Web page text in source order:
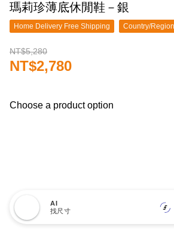
瑪莉珍薄底休閒鞋－銀
Home Delivery Free Shipping Country/
NT$5,280
NT$2,780
Choose a product option
AI
找尺寸